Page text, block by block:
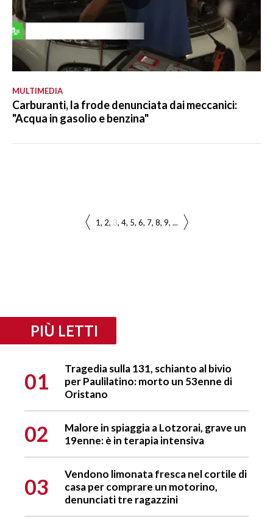
MULTIMEDIA
Carburanti, la frode denunciata dai meccanici:
"Acqua in gasolio e benzina"
1 2 3 4 5 6 7 8 9 ...
PIÙ LETTI
01
Tragedia sulla 131, schianto al bivio
per Paulilatino: morto un 53enne di
Oristano
02
Malore in spiaggia a Lotzorai, grave un
19enne: è in terapia intensiva
03
Vendono limonata fresca nel cortile di
casa per comprare un motorino,
denunciati tre ragazzini